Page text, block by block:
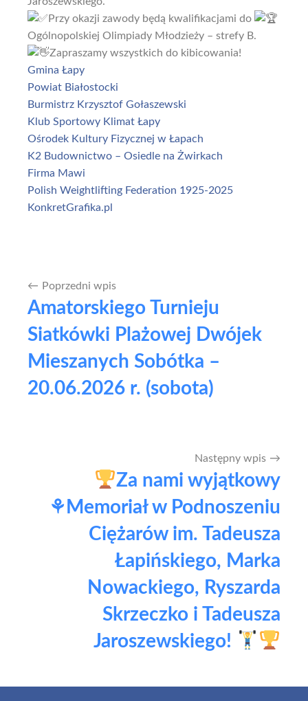
Przy okazji zawody będą kwalifikacjami do
Ogólnopolskiej Olimpiady Młodzieży – strefy B.
Zapraszamy wszystkich do kibicowania!
Gmina Łapy
Powiat Białostocki
Burmistrz Krzysztof Gołaszewski
Klub Sportowy Klimat Łapy
Ośrodek Kultury Fizycznej w Łapach
K2 Budownictwo – Osiedle na Żwirkach
Firma Mawi
Polish Weightlifting Federation 1925-2025
KonkretGrafika.pl
Nawigacja
wpisu
Poprzedni wpis
Amatorskiego Turnieju
Siatkówki Plażowej Dwójek
Mieszanych Sobótka –
20.06.2026 r. (sobota)
Następny wpis
Za nami wyjątkowy
⚘ Memoriał w Podnoszeniu
Ciężarów im. Tadeusza
Łapińskiego, Marka
Nowackiego, Ryszarda
Skrzeczko i Tadeusza
Jaroszewskiego!